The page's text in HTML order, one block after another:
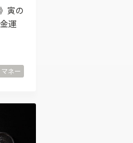
寅の
運
マネー